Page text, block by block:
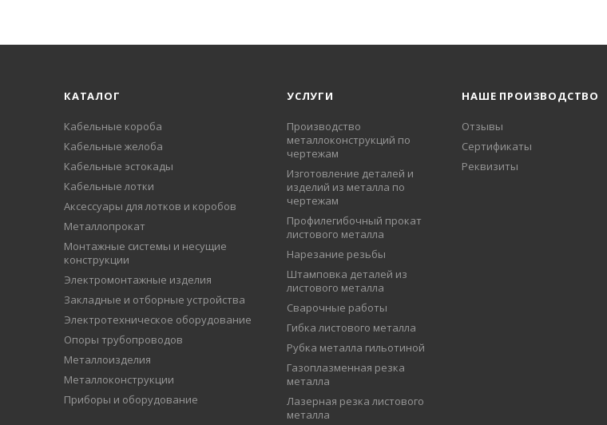
КАТАЛОГ
Кабельные короба
Кабельные желоба
Кабельные эстокады
Кабельные лотки
Аксессуары для лотков и коробов
Металлопрокат
Монтажные системы и несущие
конструкции
Электромонтажные изделия
Закладные и отборные устройства
Электротехническое оборудование
Опоры трубопроводов
Металлоизделия
Металлоконструкции
Приборы и оборудование
УСЛУГИ
Производство
металлоконструкций по
чертежам
Изготовление деталей и
изделий из металла по
чертежам
Профилегибочный прокат
листового металла
Нарезание резьбы
Штамповка деталей из
листового металла
Сварочные работы
Гибка листового металла
Рубка металла гильотиной
Газоплазменная резка
металла
Лазерная резка листового
металла
НАШЕ ПРОИЗВОДСТВО
Отзывы
Сертификаты
Реквизиты